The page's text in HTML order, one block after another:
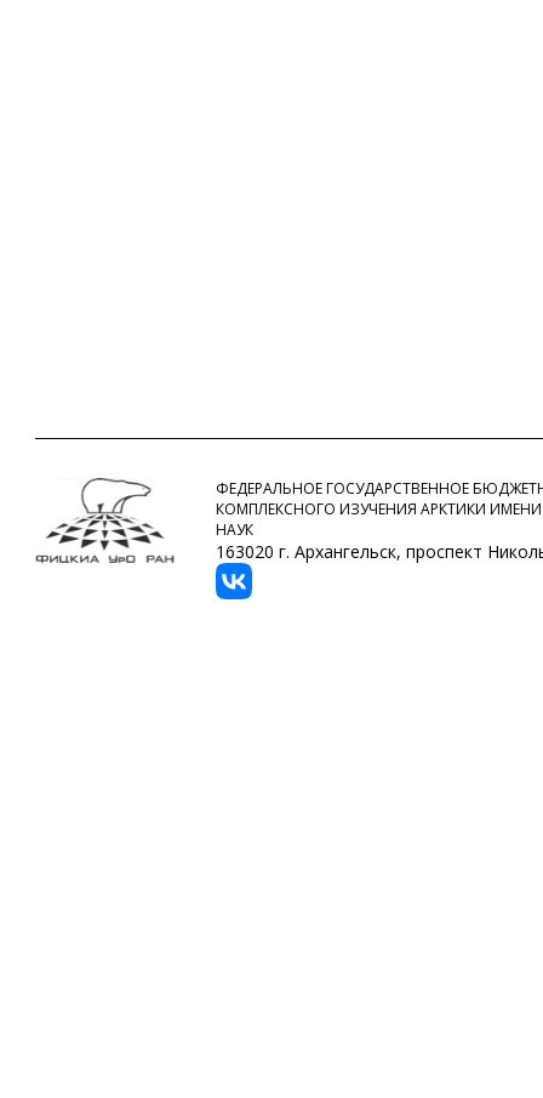
ФЕДЕРАЛЬНОЕ ГОСУДАРСТВЕННОЕ
КОМПЛЕКСНОГО ИЗУЧЕНИЯ АРКТИКИ
НАУК
163020 г. Архангельск, проспект